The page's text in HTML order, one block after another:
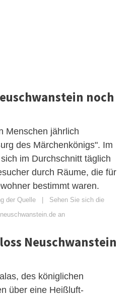
noch
Menschen jährlich
des Märchenkönigs". Im
im Durchschnitt täglich
durch Räume, die für
bestimmt waren.
der Quelle
Sehen Sie sich die
an
Neuschwanstein
des königlichen
über eine Heißluft-